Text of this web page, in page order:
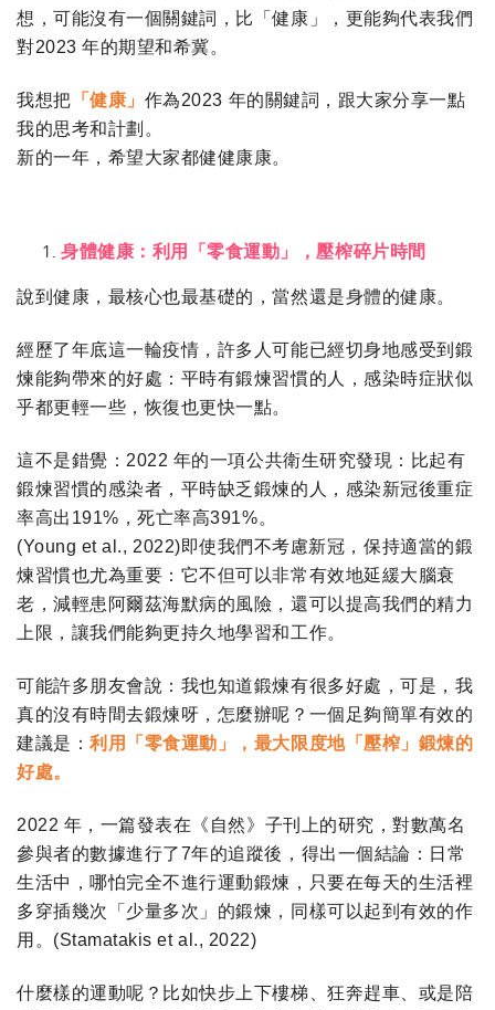
想，可能沒有一個關鍵詞，比「健康」，更能夠代表我們
對2023年的期望和希冀。
我想把 「健康」 作為2023 年的關鍵詞，跟大家分享一點
我的思考和計劃。
新的一年，希望大家都健健康康。
身體健康：利用「零食運動」，壓榨碎片時間
說到健康，最核心也最基礎的，當然還是身體的健康。
經歷了年底這一輪疫情，許多人可能已經切身地感受到鍛
煉能夠帶來的好處：平時有鍛煉習慣的人，感染時症狀似
乎都更輕一些，恢復也更快一點。
這不是錯覺： 2022 年的一項公共衛生研究發現：比起有
鍛煉習慣的感染者，平時缺乏鍛煉的人，感染新冠後重症
率高出 191% ，死亡率高391%。
(Young et al., 2022)即使我們不考慮新冠，保持適當的鍛
煉習慣也尤為重要：它不但可以非常有效地延緩大腦衰
老，減輕患阿爾茲海默病的風險，還可以提高我們的精力
上限，讓我們能夠更持久地學習和工作。
可能許多朋友會說：我也知道鍛煉有很多好處，可是，我
真的沒有時間去鍛煉呀，怎麼辦呢？一個足夠簡單有效的
建議是：利用「零食運動」，最大限度地「壓榨」鍛煉的
好處。
2022 年，一篇發表在《自然》子刊上的研究，對數萬名
參與者的數據進行了7年的追蹤後，得出一個結論：日常
生活中，哪怕完全不進行運動鍛煉，只要在每天的生活裡
多穿插幾次「少量多次」的鍛煉，同樣可以起到有效的作
用。 (Stamatakis et al., 2022)
什麼樣的運動呢？比如快步上下樓梯、狂奔趕車、或是陪